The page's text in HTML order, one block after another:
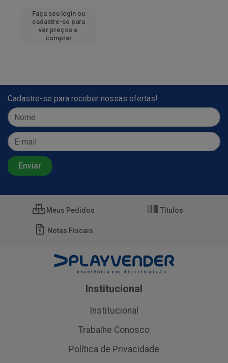
Faça seu login ou
cadastre-se para
ver preços e
comprar
Cadastre-se para receber nossas ofertas!
Meus Pedidos Títulos
Notas Fiscais
Institucional
Institucional
Trabalhe Conosco
Política de Privacidade